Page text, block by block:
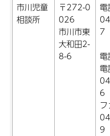
市川児童
相談所
〒272-0
026
市川市東
大和田2-
8-6
電
7
電
6
9